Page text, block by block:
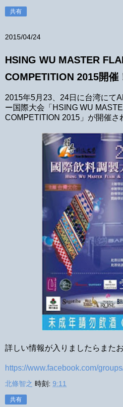
共有
2015/04/24
HSING WU MASTER
COMPETITION 2015開催
2015年5月23、24日に台湾にて
ー国際大会「HSING WU
COMPETITION 2015」が開催さ
詳しい情報が入りましたらまた
https://www.facebook.com/
北條智之 時刻: 9:11
共有